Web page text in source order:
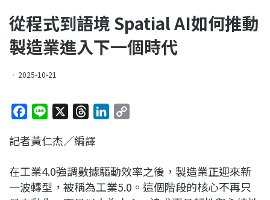
從程式到語境 Spatial AI如何推動
製造業進入下一個時代
2025-10-21
c
b
o
n
r
a
d
e
d
L
i
記者黃仁杰／編譯
在工業4.0強調數據驅動效率之後，製造業正迎來新
一波轉型，被稱為工業5.0。這個階段的核心不再只